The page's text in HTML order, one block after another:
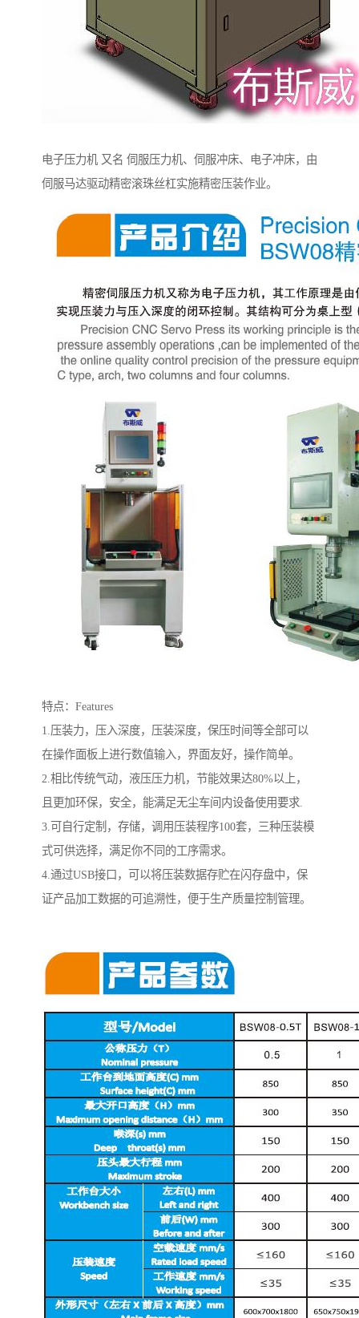
电子压力机 又名 伺服压力机、伺服冲床、电子冲床，由
伺服马达驱动精密滚珠丝杠实施精密压装作业。
特点：Features
1.压装力，压入深度，压装深度，保压时间等全部可以
在操作面板上进行数值输入，界面友好，操作简单。
2.相比传统气动，液压压力机，节能效果达80%以上，
且更加环保，安全，能满足无尘车间内设备使用要求.
3.可自行定制，存储，调用压装程序100套，三种压装模
式可供选择，满足你不同的工序需求。
4.通过USB接口，可以将压装数据存贮在闪存盘中，保
证产品加工数据的可追溯性，便于生产质量控制管理。